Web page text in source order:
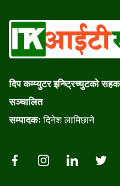
दिप कम्प्युटर इन्ष्ट्रिच्युटको
सञ्चालित
सम्पादकःदिनेश लामिछाने